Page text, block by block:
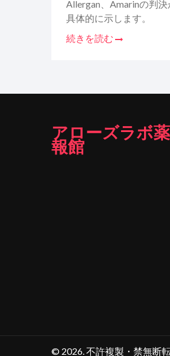
Allergan、Amarinの判
具体的に示します。
続きを読む
アローズラボ
報館
© 2026. 不許複製・禁無断